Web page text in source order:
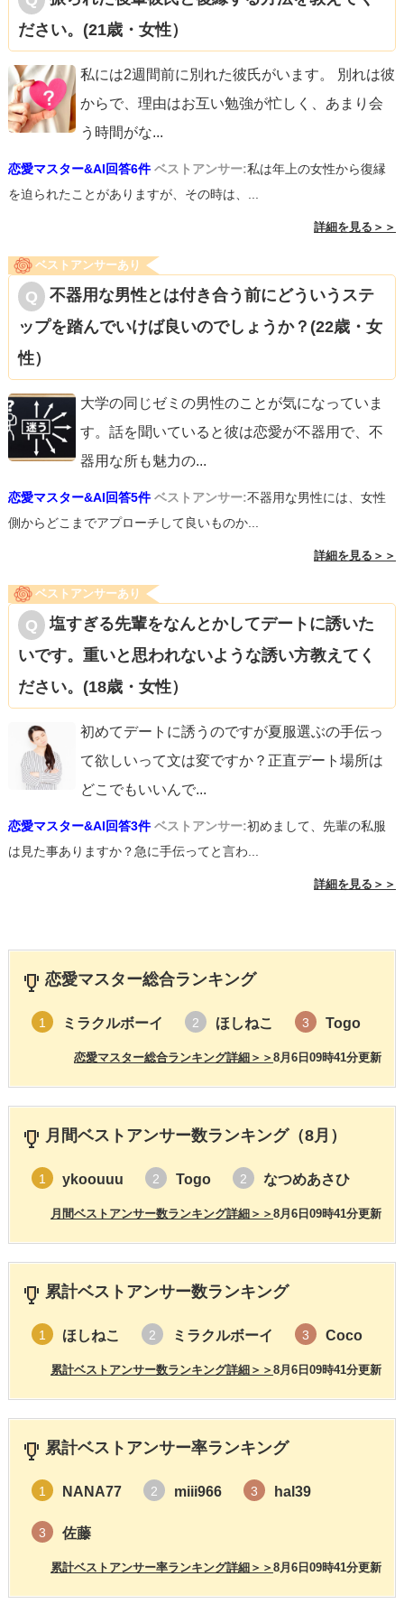
ださい。(21歳・女性）
私には2週間前に別れた彼氏がいます。 別れは彼
からで、理由はお互い勉強が忙しく、あまり会
う時間がな...
恋愛マスター&AI回答6件 ベストアンサー:私は年上の女性から復縁
を迫られたことがありますが、その時は、...
詳細を見る＞＞
ベストアンサーあり
不器用な男性とは付き合う前にどういうステ
ップを踏んでいけば良いのでしょうか？(22歳・女
性）
大学の同じゼミの男性のことが気になっていま
す。話を聞いていると彼は恋愛が不器用で、不
器用な所も魅力の...
恋愛マスター&AI回答5件 ベストアンサー:不器用な男性には、女性
側からどこまでアプローチして良いものか...
詳細を見る＞＞
ベストアンサーあり
塩すぎる先輩をなんとかしてデートに誘いた
いです。重いと思われないような誘い方教えてく
ださい。(18歳・女性）
初めてデートに誘うのですが夏服選ぶの手伝っ
て欲しいって文は変ですか？正直デート場所は
どこでもいいんで...
恋愛マスター&AI回答3件 ベストアンサー:初めまして、先輩の私服
は見た事ありますか？急に手伝ってと言わ...
詳細を見る＞＞
恋愛マスター総合ランキング
1 ミラクルボーイ 2 ほしねこ 3 Togo
8月6日09時41分更新
恋愛マスター総合ランキング詳細＞＞
月間ベストアンサー数ランキング（8月）
1 ykoouuu 2 Togo 2 なつめあさひ
8月6日09時41分更新
月間ベストアンサー数ランキング詳細＞＞
累計ベストアンサー数ランキング
1 ほしねこ 2 ミラクルボーイ 3 Coco
8月6日09時41分更新
累計ベストアンサー数ランキング詳細＞＞
累計ベストアンサー率ランキング
1 NANA77 2 miii966 3 hal39
3 佐藤
8月6日09時41分更新
累計ベストアンサー率ランキング詳細＞＞